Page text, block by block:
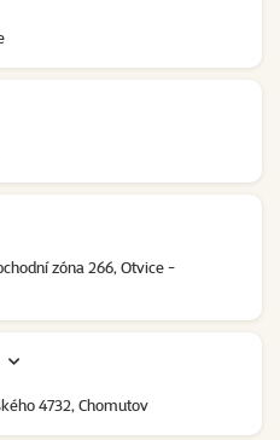
zóna 266, Otvice -
4732, Chomutov